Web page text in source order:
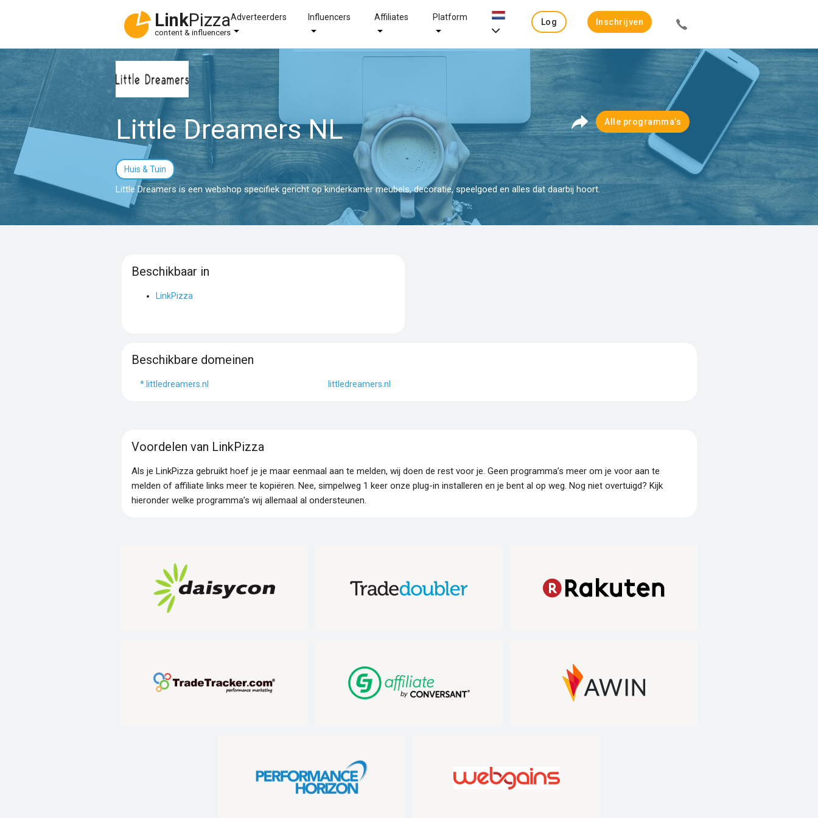
LinkPizza
content & influencers
Adverteerders Influencers Affiliates Platform
Log
Inschrijven
Little Dreamers NL
Huis & Tuin
Alle programma’s
Little Dreamers is een webshop specifiek gericht op kinderkamer meubels, decoratie, speelgoed en alles dat daarbij hoort.
Beschikbaar in
LinkPizza
Beschikbare domeinen
*.littledreamers.nl littledreamers.nl
Voordelen van LinkPizza
Als je LinkPizza gebruikt hoef je je maar eenmaal aan te melden, wij doen de rest voor je. Geen programma’s meer om je voor aan te
melden of affiliate links meer te kopiëren. Nee, simpelweg 1 keer onze plug-in installeren en je bent al op weg. Nog niet overtuigd? Kijk
hieronder welke programma’s wij allemaal al ondersteunen.